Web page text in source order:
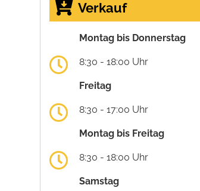
Verkauf
Montag bis Donnerstag
8:30 - 18:00 Uhr
Freitag
8:30 - 17:00 Uhr
Montag bis Freitag
8:30 - 18:00 Uhr
Samstag